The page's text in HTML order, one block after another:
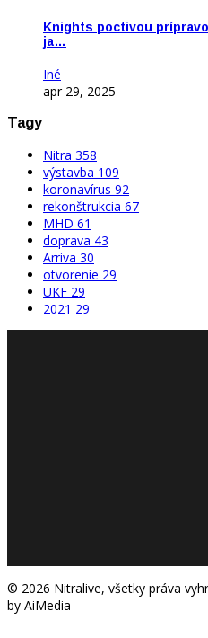
Knights poctivou
ja…
Iné
apr 29, 2025
Tagy
Nitra 358
výstavba 109
koronavírus 92
rekonštrukcia 67
MHD 61
doprava 43
Arriva 30
otvorenie 29
UKF 29
2021 29
© 2026 Nitralive, všetky práva
by AiMedia